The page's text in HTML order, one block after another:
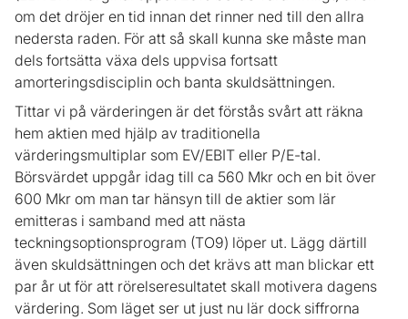
om det dröjer en tid innan det rinner ned till den allra
nedersta raden. För att så skall kunna ske måste man
dels fortsätta växa dels uppvisa fortsatt
amorteringsdisciplin och banta skuldsättningen.
Tittar vi på värderingen är det förstås svårt att räkna
hem aktien med hjälp av traditionella
värderingsmultiplar som EV/EBIT eller P/E-tal.
Börsvärdet uppgår idag till ca 560 Mkr och en bit över
600 Mkr om man tar hänsyn till de aktier som lär
emitteras i samband med att nästa
teckningsoptionsprogram (TO9) löper ut. Lägg därtill
även skuldsättningen och det krävs att man blickar ett
par år ut för att rörelseresultatet skall motivera dagens
värdering. Som läget ser ut just nu lär dock siffrorna